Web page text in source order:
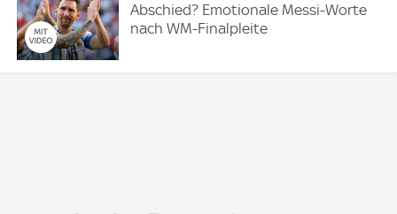
Abschied? Emotionale Messi-Worte
nach WM-Finalpleite